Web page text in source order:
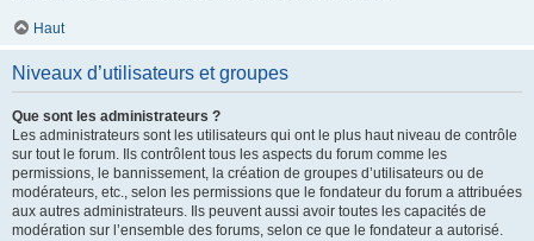
Haut
Niveaux d’utilisateurs et groupes
Que sont les administrateurs ?
Les administrateurs sont les utilisateurs qui ont le plus haut niveau de contrôle
sur tout le forum. Ils contrôlent tous les aspects du forum comme les
permissions, le bannissement, la création de groupes d’utilisateurs ou de
modérateurs, etc., selon les permissions que le fondateur du forum a attribuées
aux autres administrateurs. Ils peuvent aussi avoir toutes les capacités de
modération sur l’ensemble des forums, selon ce que le fondateur a autorisé.